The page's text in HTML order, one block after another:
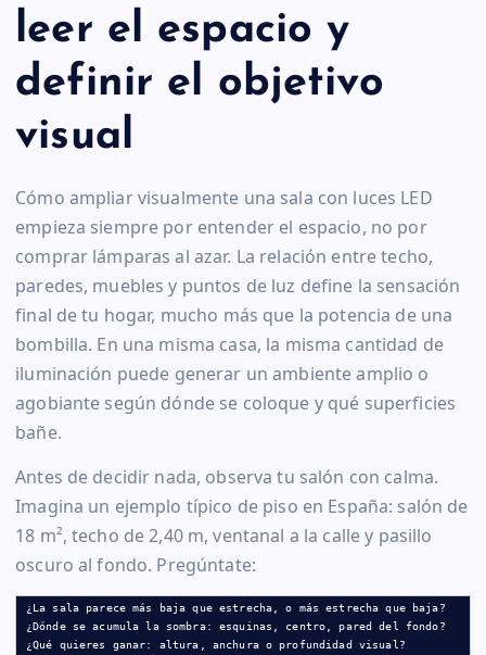
leer el espacio y
definir el objetivo
visual
Cómo ampliar visualmente una sala con luces LED
empieza siempre por entender el espacio, no por
comprar lámparas al azar. La relación entre techo,
paredes, muebles y puntos de luz define la sensación
final de tu hogar, mucho más que la potencia de una
bombilla. En una misma casa, la misma cantidad de
iluminación puede generar un ambiente amplio o
agobiante según dónde se coloque y qué superficies
bañe.
Antes de decidir nada, observa tu salón con calma.
Imagina un ejemplo típico de piso en España: salón de
18 m², techo de 2,40 m, ventanal a la calle y pasillo
oscuro al fondo. Pregúntate:
¿La sala parece más baja que estrecha, o más estrecha que baja?
¿Dónde se acumula la sombra: esquinas, centro, pared del fondo?
¿Qué quieres ganar: altura, anchura o profundidad visual?